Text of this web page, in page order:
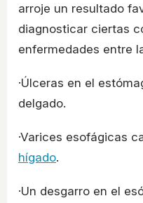
arroje un resultado
diagnosticar ciertas
enfermedades entre
·Úlceras en el
delgado.
·Varices esofágicas
hígado.
·Un desgarro en el